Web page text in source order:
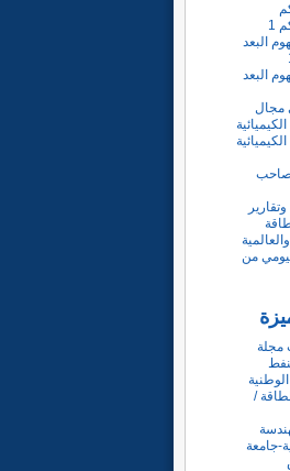
1
البعد
البعد
مجال
من
مجلة
الوطنية
/
جامعة